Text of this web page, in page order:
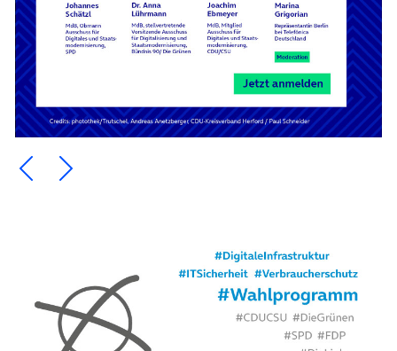
Ein Element zurück blättern
Ein Element weiter blättern